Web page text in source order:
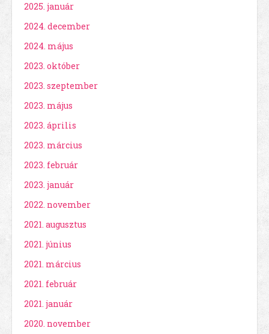
2025. január
2024. december
2024. május
2023. október
2023. szeptember
2023. május
2023. április
2023. március
2023. február
2023. január
2022. november
2021. augusztus
2021. június
2021. március
2021. február
2021. január
2020. november